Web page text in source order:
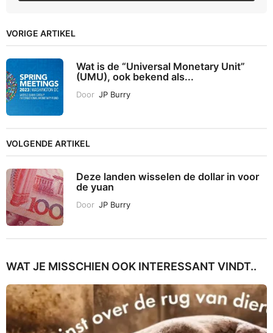
VORIGE ARTIKEL
Wat is de “Universal Monetary Unit”
(UMU), ook bekend als...
Door JP Burry
VOLGENDE ARTIKEL
Deze landen wisselen de dollar in voor
de yuan
Door JP Burry
WAT JE MISSCHIEN OOK INTERESSANT VINDT..